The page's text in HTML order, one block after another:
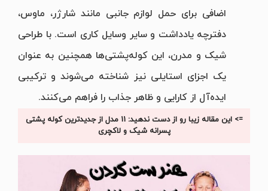
اضافی برای حمل لوازم جانبی مانند شارژر، ماوس،
دفترچه یادداشت و سایر وسایل کاری است. با طراحی
شیک و مدرن، این کوله‌پشتی‌ها همچنین به عنوان
یک اجزای استایلی نیز شناخته می‌شوند و ترکیبی
ایده‌آل از کارایی و ظاهر جذاب را فراهم می‌کنند.
=> این مقاله زیبا رو از دست ندهید: 11 مدل از جدیدترین کوله پشتی
پسرانه شیک و لاکچری